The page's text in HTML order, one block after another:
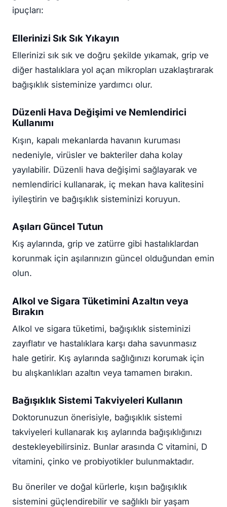
ipuçları:
Ellerinizi Sık Sık Yıkayın
Ellerinizi sık sık ve doğru şekilde yıkamak, grip ve
diğer hastalıklara yol açan mikropları uzaklaştırarak
bağışıklık sisteminize yardımcı olur.
Düzenli Hava Değişimi ve Nemlendirici
Kullanımı
Kışın, kapalı mekanlarda havanın kuruması
nedeniyle, virüsler ve bakteriler daha kolay
yayılabilir. Düzenli hava değişimi sağlayarak ve
nemlendirici kullanarak, iç mekan hava kalitesini
iyileştirin ve bağışıklık sisteminizi koruyun.
Aşıları Güncel Tutun
Kış aylarında, grip ve zatürre gibi hastalıklardan
korunmak için aşılarınızın güncel olduğundan emin
olun.
Alkol ve Sigara Tüketimini Azaltın veya
Bırakın
Alkol ve sigara tüketimi, bağışıklık sisteminizi
zayıflatır ve hastalıklara karşı daha savunmasız
hale getirir. Kış aylarında sağlığınızı korumak için
bu alışkanlıkları azaltın veya tamamen bırakın.
Bağışıklık Sistemi Takviyeleri Kullanın
Doktorunuzun önerisiyle, bağışıklık sistemi
takviyeleri kullanarak kış aylarında bağışıklığınızı
destekleyebilirsiniz. Bunlar arasında C vitamini, D
vitamini, çinko ve probiyotikler bulunmaktadır.
Bu öneriler ve doğal kürlerle, kışın bağışıklık
sistemini güçlendirebilir ve sağlıklı bir yaşam